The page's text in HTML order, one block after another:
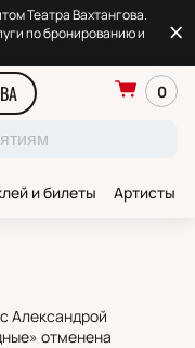
Театра Вахтангова.
по бронированию и
0
и билеты Артисты
Александрой
отменена